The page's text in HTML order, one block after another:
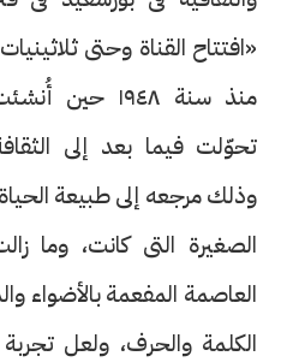
«افتتاح القناة وحتى
منذ سنة ١٩٤٨
وذلك مرجعه إلى طبيعة الحياة
الصغيرة التى كانت، وما
العاصمة المفعمة بالأضواء
الكلمة والحرف، ولعل تجربة